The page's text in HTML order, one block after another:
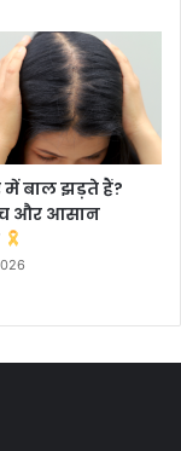
बाल झड़ते हैं?
और आसान